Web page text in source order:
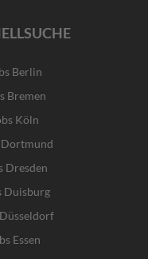
Berlin
Bremen
Köln
Dresden
Duisburg
Essen